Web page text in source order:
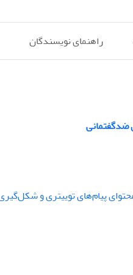
راهنمای نویسندگان
ضد‌گفتمانی